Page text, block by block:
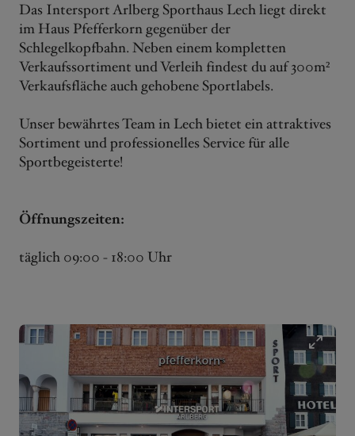
Das Intersport Arlberg Sporthaus Lech liegt direkt
im Haus Pfefferkorn gegenüber der
Schlegelkopfbahn. Neben einem kompletten
Verkaufssortiment und Verleih findest du auf 300m²
Verkaufsfläche auch gehobene Sportlabels.
Unser bewährtes Team in Lech bietet ein attraktives
Sortiment und professionelles Service für alle
Sportbegeisterte!
Öffnungszeiten:
täglich 09:00 - 18:00 Uhr